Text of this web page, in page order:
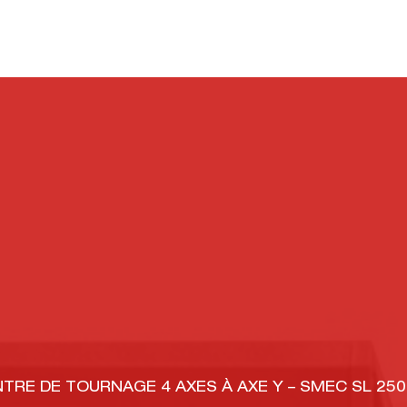
DE TOURNAGE 4 AXES À AXE Y – SMEC SL